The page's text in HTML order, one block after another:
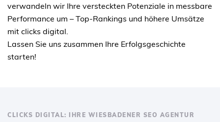
verwandeln wir Ihre versteckten Potenziale in messbare
Performance um – Top-Rankings und höhere Umsätze
mit clicks digital.
Lassen Sie uns zusammen Ihre Erfolgsgeschichte
starten!
CLICKS DIGITAL: IHRE WIESBADENER SEO AGENTUR